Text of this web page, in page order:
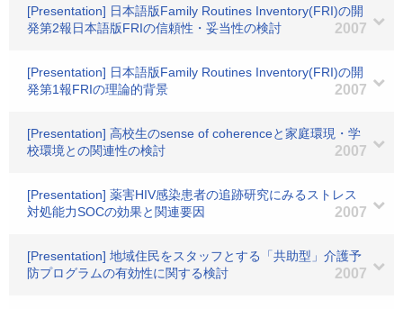
[Presentation] 日本語版Family Routines Inventory(FRI)の開
発第2報日本語版FRIの信頼性・妥当性の検討
2007
[Presentation] 日本語版Family Routines Inventory(FRI)の開
発第1報FRIの理論的背景
2007
[Presentation] 高校生のsense of coherenceと家庭環現・学
校環境との関連性の検討
2007
[Presentation] 薬害HIV感染患者の追跡研究にみるストレス
対処能力SOCの効果と関連要因
2007
[Presentation] 地域住民をスタッフとする「共助型」介護予
防プログラムの有効性に関する検討
2007